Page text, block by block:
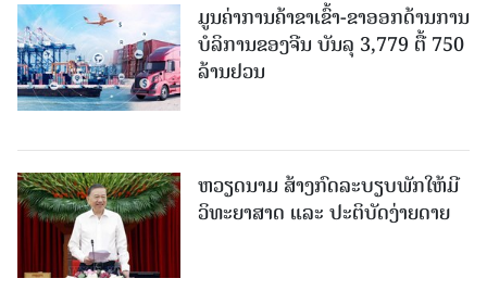
ມູນຄ່າການຄ້າຂາເຂົ້າ-ຂາອອກດ້ານການ
ບໍລິການຂອງຈີນ ບັນລຸ 3,779 ຕື້ 750
ລ້ານຢວນ
ຫວຽດນາມ ສ້າງກົດລະບຽບພັກໃຫ້ມີ
ວິທະຍາສາດ ແລະ ປະຕິບັດງ່າຍດາຍ